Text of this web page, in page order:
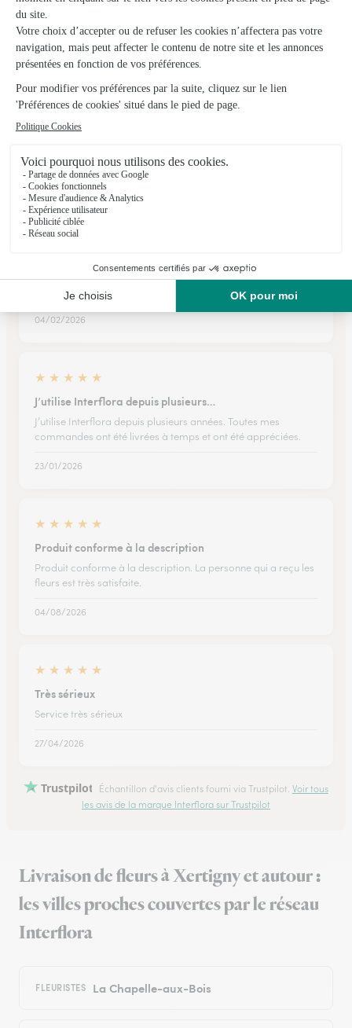
Luxeuil les Bains
★ ★ ★ ★4.5 (67)
28, rue Victor Genoux
Voir la boutique
Ils ont fait livrer des fleurs ou une plante à
Ponctualité qualité du bouquet
Ponctualité qualité du bouquet
04/02/2026
★ ★ ★ ★ ★
J’utilise Interflora depuis plusieurs…
J’utilise Interflora depuis plusieurs années. Toutes mes
commandes ont été livrées à temps et ont été appréciées.
23/01/2026
★ ★ ★ ★ ★
Produit conforme à la description
Produit conforme à la description. La personne qui a reçu les
fleurs est très satisfaite.
04/08/2026
★ ★ ★ ★ ★
Très sérieux
Service très sérieux
27/04/2026
Trustpilot Échantillon d'avis clients fourni via Trustpilot. Voir tous
les avis de la marque Interflora sur Trustpilot
Livraison de fleurs à Xertigny et autour :
les villes proches couvertes par le réseau
Interflora
FLEURISTES La Chapelle-aux-Bois